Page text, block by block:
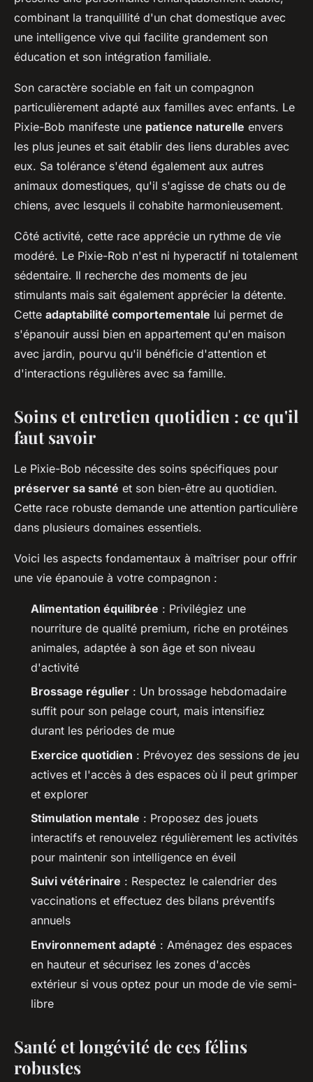
combinant la tranquillité d'un chat domestique avec
une intelligence vive qui facilite grandement son
éducation et son intégration familiale.
Son caractère sociable en fait un compagnon
particulièrement adapté aux familles avec enfants. Le
Pixie-Bob manifeste une patience naturelle envers
les plus jeunes et sait établir des liens durables avec
eux. Sa tolérance s'étend également aux autres
animaux domestiques, qu'il s'agisse de chats ou de
chiens, avec lesquels il cohabite harmonieusement.
Côté activité, cette race apprécie un rythme de vie
modéré. Le Pixie-Rob n'est ni hyperactif ni totalement
sédentaire. Il recherche des moments de jeu
stimulants mais sait également apprécier la détente.
Cette adaptabilité comportementale lui permet de
s'épanouir aussi bien en appartement qu'en maison
avec jardin, pourvu qu'il bénéficie d'attention et
d'interactions régulières avec sa famille.
Soins et entretien quotidien : ce qu'il
faut savoir
Le Pixie-Bob nécessite des soins spécifiques pour
préserver sa santé et son bien-être au quotidien.
Cette race robuste demande une attention particulière
dans plusieurs domaines essentiels.
Voici les aspects fondamentaux à maîtriser pour offrir
une vie épanouie à votre compagnon :
Alimentation équilibrée : Privilégiez une
nourriture de qualité premium, riche en protéines
animales, adaptée à son âge et son niveau
d'activité
Brossage régulier : Un brossage hebdomadaire
suffit pour son pelage court, mais intensifiez
durant les périodes de mue
Exercice quotidien : Prévoyez des sessions de jeu
actives et l'accès à des espaces où il peut grimper
et explorer
Stimulation mentale : Proposez des jouets
interactifs et renouvelez régulièrement les activités
pour maintenir son intelligence en éveil
Suivi vétérinaire : Respectez le calendrier des
vaccinations et effectuez des bilans préventifs
annuels
Environnement adapté : Aménagez des espaces
en hauteur et sécurisez les zones d'accès
extérieur si vous optez pour un mode de vie semi-
libre
Santé et longévité de ces félins
robustes